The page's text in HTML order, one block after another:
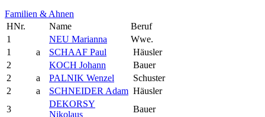
Familien & Ahnen
HNr.
Name
Beruf
1
NEU Marianna
Wwe.
1
a SCHAAF Paul
Häusler
2
KOCH Johann
Bauer
2
a PALNIK Wenzel
Schuster
2
a SCHNEIDER Adam Häusler
3
DEKORSY
Nikolaus
Bauer